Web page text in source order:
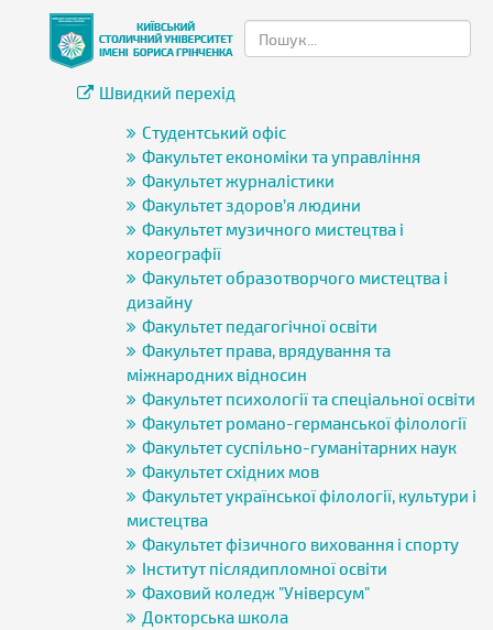
Швидкий перехід
Студентський офіс
Факультет економіки та управління
Факультет журналістики
Факультет здоров’я людини
Факультет музичного мистецтва і
хореографії
Факультет образотворчого мистецтва і
дизайну
Факультет педагогічної освіти
Факультет права, врядування та
міжнародних відносин
Факультет психології та спеціальної освіти
Факультет романо-германської філології
Факультет суспільно-гуманітарних наук
Факультет східних мов
Факультет української філології, культури і
мистецтва
Факультет фізичного виховання і спорту
Інститут післядипломної освіти
Фаховий коледж "Універсум"
Докторська школа